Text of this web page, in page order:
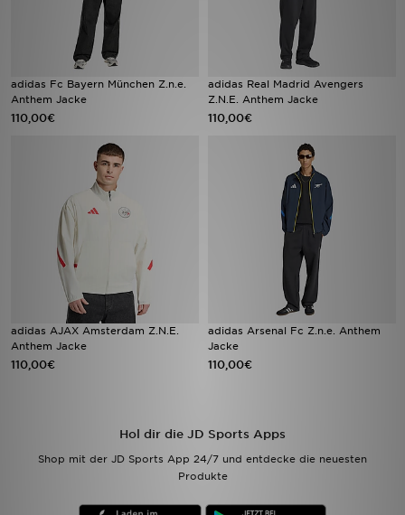
adidas Fc Bayern München Z.n.e.
Anthem Jacke
110,00€
adidas Real Madrid Avengers
Z.N.E. Anthem Jacke
110,00€
adidas AJAX Amsterdam Z.N.E.
Anthem Jacke
110,00€
adidas Arsenal Fc Z.n.e. Anthem
Jacke
110,00€
Hol dir die JD Sports Apps
Shop mit der JD Sports App 24/7 und entdecke die neuesten
Produkte
Hilfe & Kontakt
Geschenkgutschein
Studenten